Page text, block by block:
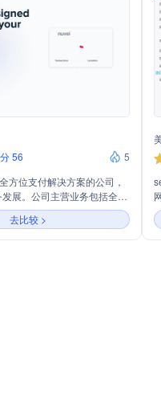
56
5
方位支付解决方案的公司，
展。公司主营业务包括全渠
快速高效的资金分发、国际支
、即时交易处理等。此外，
诈与风险管理、退单解决、
去比较 >